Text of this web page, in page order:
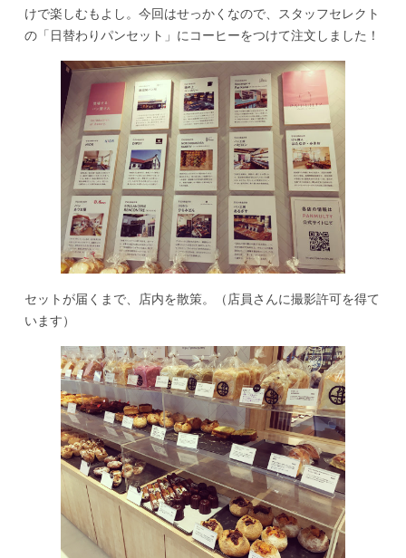
けで楽しむもよし。今回はせっかくなので、スタッフセレクト
の「日替わりパンセット」にコーヒーをつけて注文しました！
セットが届くまで、店内を散策。（店員さんに撮影許可を得て
います）